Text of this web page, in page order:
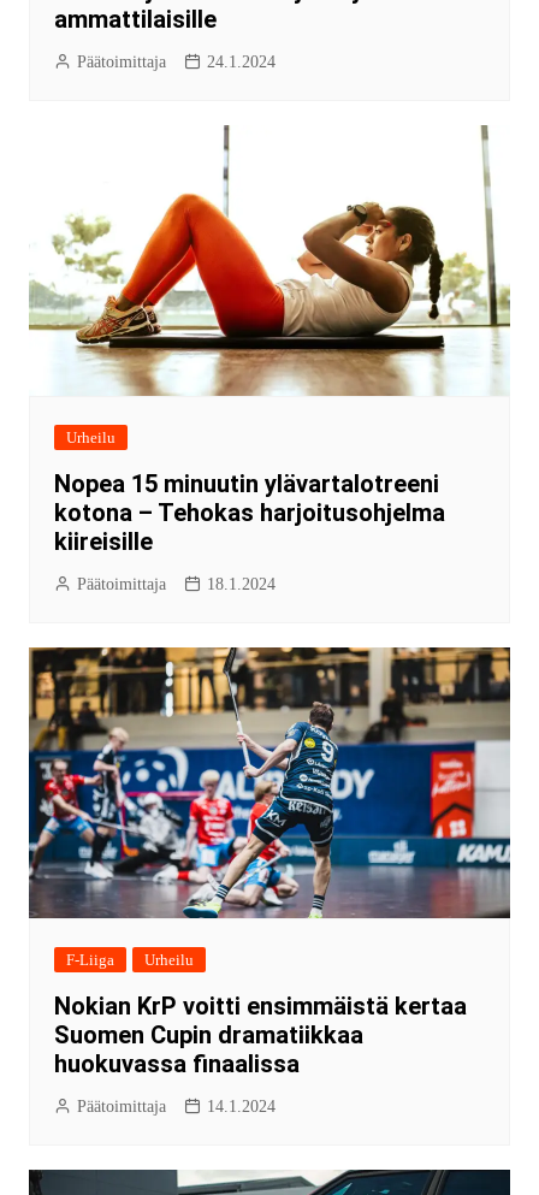
ammattilaisille
Päätoimittaja 24.1.2024
Urheilu
Nopea 15 minuutin ylävartalotreeni
kotona – Tehokas harjoitusohjelma
kiireisille
Päätoimittaja 18.1.2024
F-Liiga Urheilu
Nokian KrP voitti ensimmäistä kertaa
Suomen Cupin dramatiikkaa
huokuvassa finaalissa
Päätoimittaja 14.1.2024